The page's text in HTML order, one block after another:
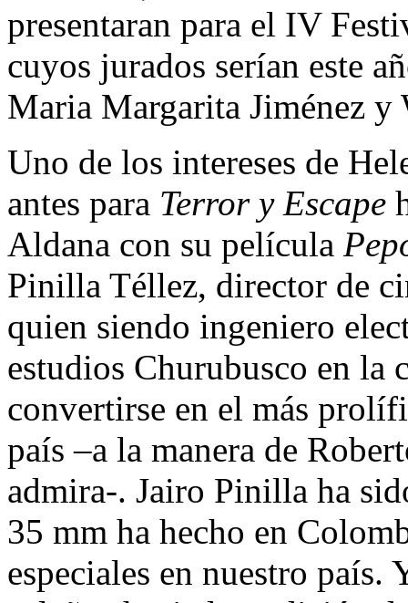
presentaran para el IV
cuyos jurados serían este
Maria Margarita Jiménez y
Uno de los intereses de
antes para Terror y Escape
Aldana con su película
Pinilla Téllez, director de
quien siendo ingeniero
estudios Churubusco en
convertirse en el más
país –a la manera de
admira-. Jairo Pinilla ha
35 mm ha hecho en
especiales en nuestro país.